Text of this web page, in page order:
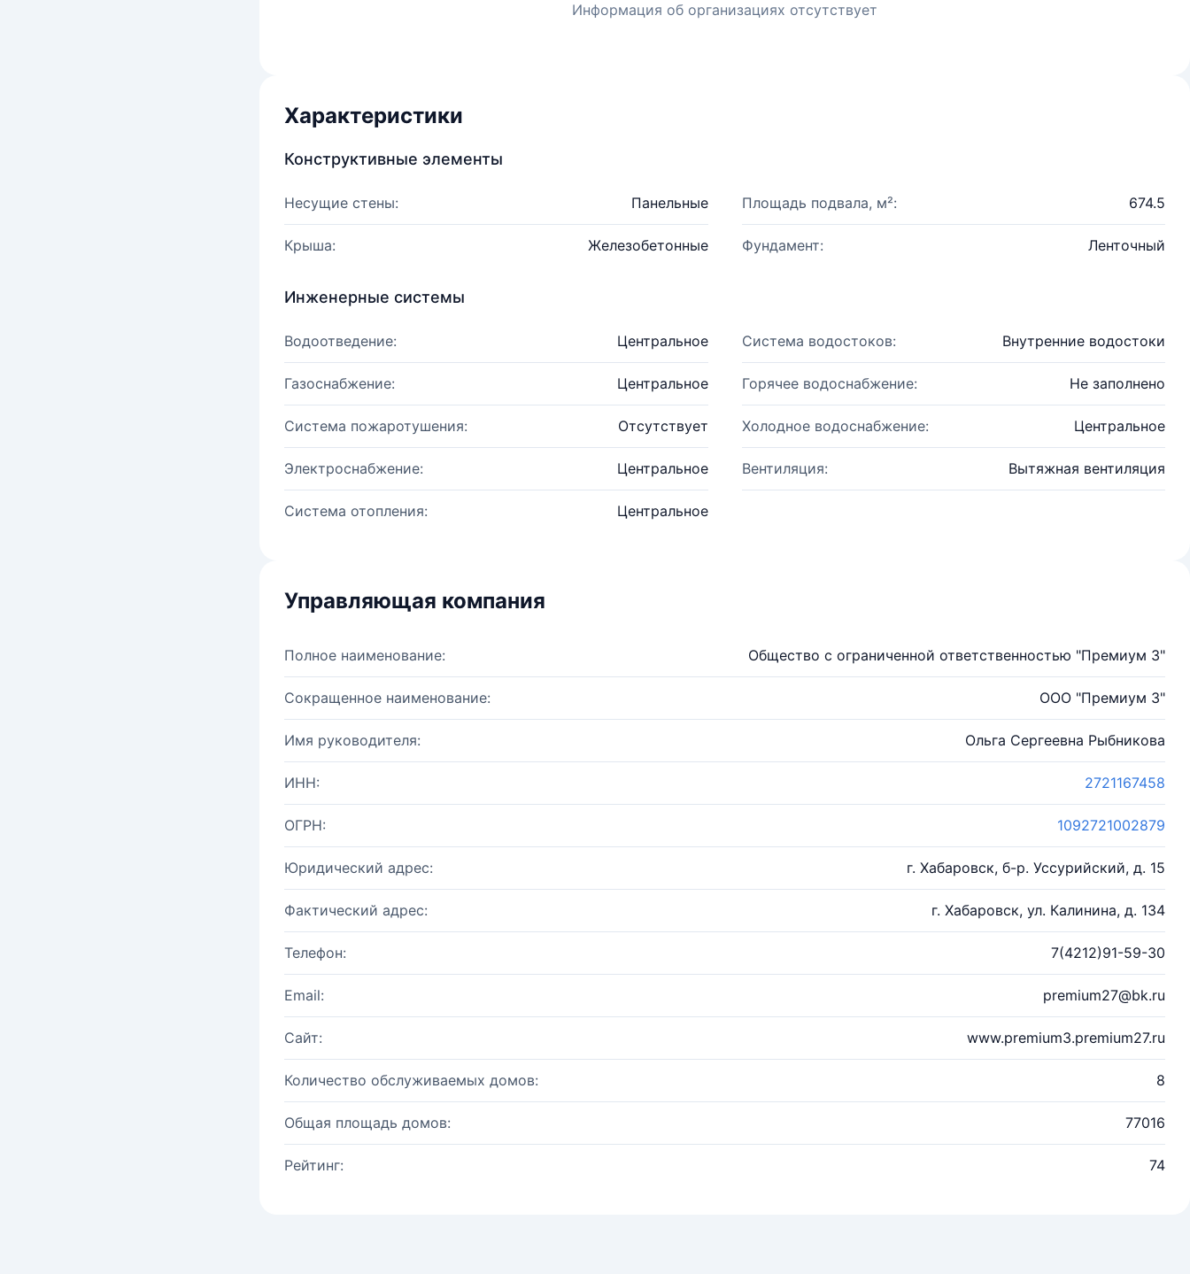
Информация об организациях отсутствует
Характеристики
Конструктивные элементы
Несущие стены: Панельные Площадь подвала, м²: 674.5
Крыша: Железобетонные Фундамент: Ленточный
Инженерные системы
Водоотведение: Центральное Система водостоков: Внутренние водостоки
Газоснабжение: Центральное Горячее водоснабжение: Не заполнено
Система пожаротушения: Отсутствует Холодное водоснабжение: Центральное
Электроснабжение: Центральное Вентиляция: Вытяжная вентиляция
Система отопления: Центральное
Управляющая компания
Полное наименование: Общество с ограниченной ответственностью "Премиум 3"
Сокращенное наименование: ООО "Премиум 3"
Имя руководителя: Ольга Сергеевна Рыбникова
ИНН: 2721167458
ОГРН: 1092721002879
Юридический адрес: г. Хабаровск, б-р. Уссурийский, д. 15
Фактический адрес: г. Хабаровск, ул. Калинина, д. 134
Телефон: 7(4212)91-59-30
Email: premium27@bk.ru
Сайт: www.premium3.premium27.ru
Количество обслуживаемых домов: 8
Общая площадь домов: 77016
Рейтинг: 74